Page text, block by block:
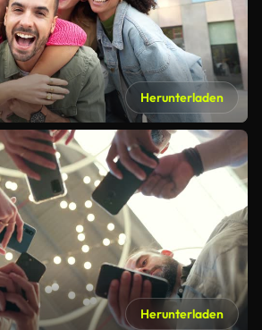
Herunterladen
Herunterladen